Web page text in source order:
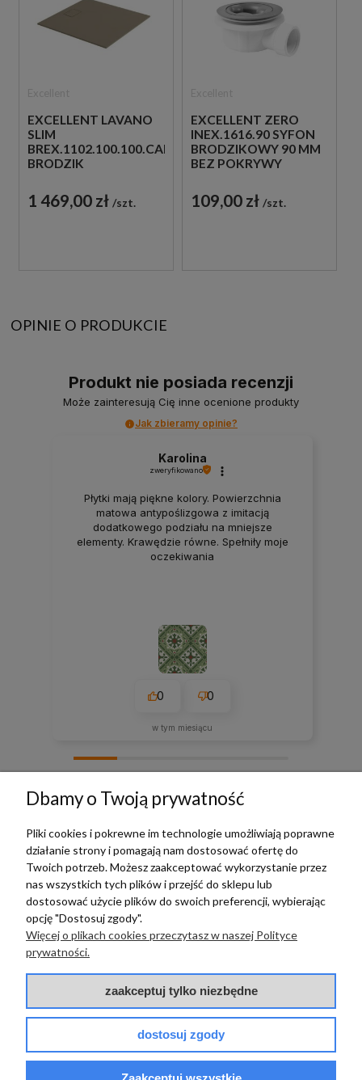
EXCELLENT LAVANO
SLIM
BREX.1102.100.100.CAN
BRODZIK
CAPPUCINO
1 469,00 zł szt.
EXCELLENT ZERO
INEX.1616.90 SYFON
BRODZIKOWY 90 MM
BEZ POKRYWY
109,00 zł szt.
OPINIE O PRODUKCIE
Produkt nie posiada recenzji
Może zainteresują Cię inne ocenione produkty
Jak zbieramy opinie?
Karolina
zweryfikowano
Płytki mają piękne kolory. Powierzchnia
matowa antypoślizgowa z imitacją
dodatkowego podziału na mniejsze
elementy. Krawędzie równe. Spełniły moje
oczekiwania
0 0
w tym miesiącu
TERRADECO
BAZA WIEDZY
PŁATNOŚCI I DOSTAWA
Dbamy o Twoją prywatność
Pliki cookies i pokrewne im technologie umożliwiają poprawne
działanie strony i pomagają nam dostosować ofertę do
Twoich potrzeb. Możesz zaakceptować wykorzystanie przez
nas wszystkich tych plików i przejść do sklepu lub
dostosować użycie plików do swoich preferencji, wybierając
opcję "Dostosuj zgody".
Więcej o plikach cookies przeczytasz w naszej Polityce
prywatności.
zaakceptuj tylko niezbędne
dostosuj zgody